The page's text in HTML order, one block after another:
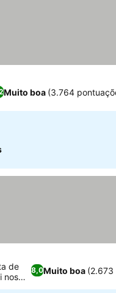
Muito boa (3.764
8,0Muito boa (2.673
de
nos